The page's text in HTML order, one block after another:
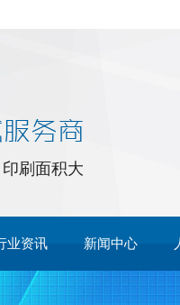
刷面积大
业资讯 新闻中心